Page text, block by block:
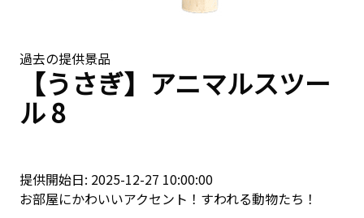
過去の提供景品
【うさぎ】アニマルスツー
ル 8
提供開始日: 2025-12-27 10:00:00
お部屋にかわいいアクセント！すわれる動物たち！